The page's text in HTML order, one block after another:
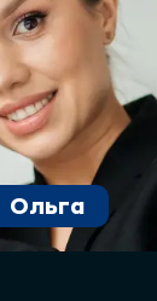
Ольга